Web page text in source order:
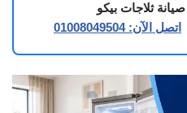
ثلاجات بيكو
اتصل الآن: 01008049504